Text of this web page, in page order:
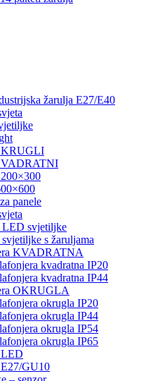
žarulja E27/E40
panele
LED svjetiljke
svjetiljke s žaruljama
KVADRATNA
kvadratna IP20
kvadratna IP44
OKRUGLA
okrugla IP20
okrugla IP44
okrugla IP54
okrugla IP65
GU10